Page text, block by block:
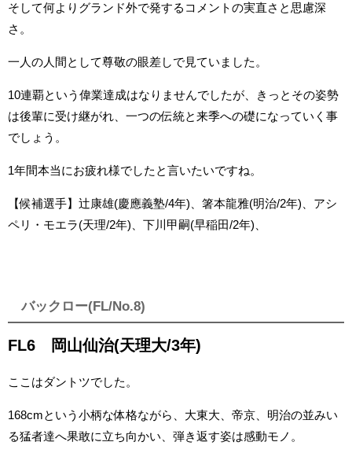
そして何よりグランド外で発するコメントの実直さと思慮深
さ。
一人の人間として尊敬の眼差しで見ていました。
10連覇という偉業達成はなりませんでしたが、きっとその姿勢
は後輩に受け継がれ、一つの伝統と来季への礎になっていく事
でしょう。
1年間本当にお疲れ様でしたと言いたいですね。
【候補選手】辻康雄(慶應義塾/4年)、箸本龍雅(明治/2年)、アシ
ペリ・モエラ(天理/2年)、下川甲嗣(早稲田/2年)、
バックロー(FL/No.8)
FL6 岡山仙治(天理大/3年)
ここはダントツでした。
168cmという小柄な体格ながら、大東大、帝京、明治の並みい
る猛者達へ果敢に立ち向かい、弾き返す姿は感動モノ。